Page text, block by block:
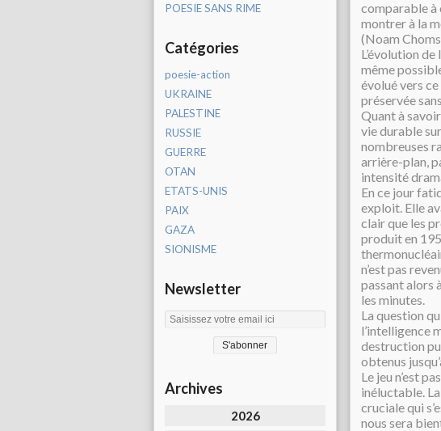
POESIE SANS RIME
Catégories
poesie-action
UKRAINE
PALESTINE
RUSSIE
GUERRE
OTAN
ETATS-UNIS
PAIX
GAZA
SIONISME
Newsletter
Archives
2026
comparable à
montrer à la
(Noam
L’évolution
même
évolué vers
préservée
Quant à
vie durable
nombreuses
arrière-plan,
intensité
En ce jour
exploit. Elle
clair que les
produit en
n’est pas
passant alors
les minutes.
La question
l’intelligence
destruction
obtenus
Le jeu n’est
inéluctable.
cruciale qui
nous sera